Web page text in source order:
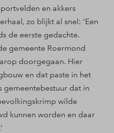
en akkers
zo blijkt al snel: ‘Een
de eerste gedachte.
gemeente Roermond
doorgegaan. Hier
en dat paste in het
gemeentebestuur dat in
wilde
kunnen worden en daar